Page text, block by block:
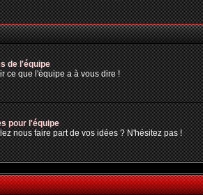
de l'équipe
ce que l'équipe a à vous dire !
pour l'équipe
nous faire part de vos idées ? N'hésitez pas !